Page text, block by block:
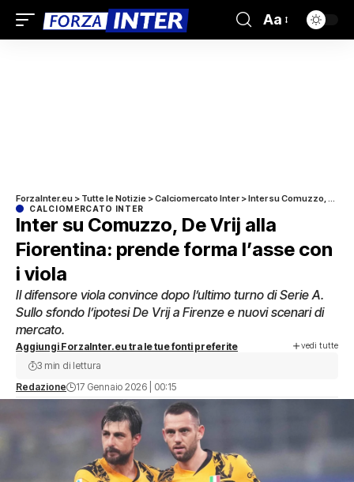
Aa
ForzaInter.eu > Tutte le Notizie >Calciomercato Inter>Inter su Comuzzo, De Vrij alla Fiorentina: prende forma l’asse con i viola
CALCIOMERCATO INTER
Inter su Comuzzo, De Vrij alla
Fiorentina: prende forma l’asse con
i viola
Il difensore viola convince dopo l’ultimo turno di Serie A.
Sullo sfondo l’ipotesi De Vrij a Firenze e nuovi scenari di
mercato.
Aggiungi ForzaInter.eu tra le tue fonti preferite vedi tutte
Redazione 17 Gennaio 2026 | 00:15
3 min di lettura